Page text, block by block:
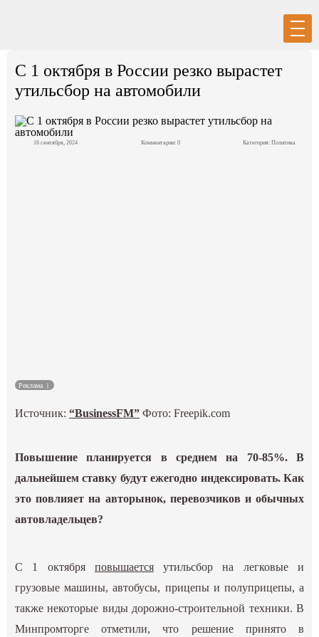
Спецпроекты
С 1 октября в России резко вырастет
утильсбор на автомобили
16 сентября, 2024 Комментарии: 0 Категория: Политика
Реклама
Источник:“BusinessFM” Фото: Freepik.com
Повышение планируется в среднем на 70-85%. В
дальнейшем ставку будут ежегодно индексировать. Как
это повлияет на авторынок, перевозчиков и обычных
автовладельцев?
С 1 октября повышаетсяутильсбор на легковые и
грузовые машины, автобусы, прицепы и полуприцепы, а
также некоторые виды дорожно-строительной техники. В
Минпромторге отметили, что решение принято в